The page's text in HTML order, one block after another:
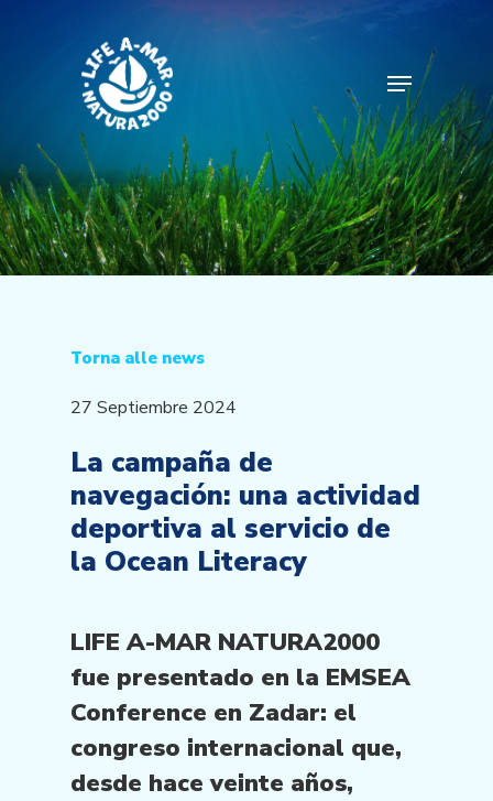
Menu
Torna alle news
27 Septiembre 2024
La campaña de
navegación: una actividad
deportiva al servicio de
la Ocean Literacy
LIFE A-MAR NATURA2000
fue presentado en la EMSEA
Conference en Zadar: el
congreso internacional que,
desde hace veinte años,